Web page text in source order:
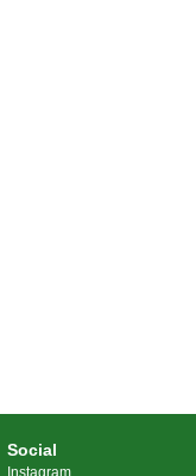
Social
Instagram